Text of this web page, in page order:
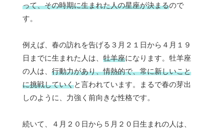
って、その時期に生まれた人の星座が決まるので
す。
例えば、春の訪れを告げる３月２１日から４月１９
日までに生まれた人は、 牡羊座になります。牡羊座
の人は、 行動力があり、情熱的で、常に新しいこと
に挑戦していくと言われています。まるで春の芽出
しのように、力強く前向きな性格です。
続いて、４月２０日から５月２０日生まれの人は、